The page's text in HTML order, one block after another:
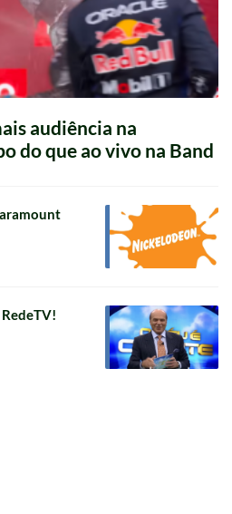
audiência na
do que ao vivo na Band